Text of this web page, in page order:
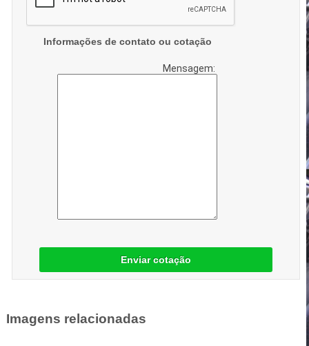
Informações de contato ou cotação
Mensagem:
Enviar cotação
Imagens relacionadas